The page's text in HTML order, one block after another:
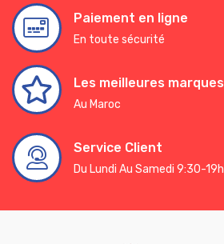
Paiement en ligne
En toute sécurité
Les meilleures marques
Au Maroc
Service Client
Du Lundi Au Samedi 9:30-19h